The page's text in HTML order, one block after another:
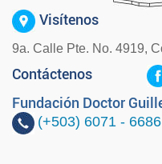
Visítenos
9a. Calle Pte. No. 4919,
Contáctenos
Fundación Doctor
(+503) 6071 - 6686